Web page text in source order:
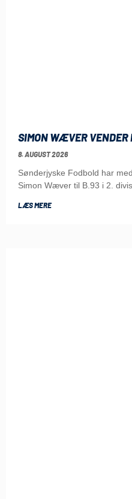
SIMON WÆVER VENDER
8. AUGUST 2026
Sønderjyske Fodbold har
Simon Wæver til B.93 i 2.
LÆS MERE